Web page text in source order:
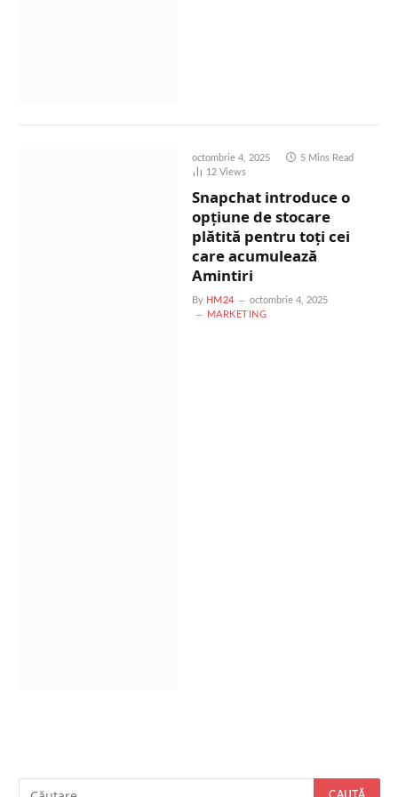
octombrie 4, 2025
5 Mins Read
12 Views
Snapchat introduce o
opțiune de stocare
plătită pentru toți cei
care acumulează
Amintiri
By HM24
octombrie 4, 2025
MARKETING